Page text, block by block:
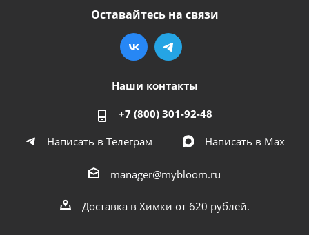
Оставайтесь на связи
Наши контакты
+7 (800) 301-92-48
Написать в Телеграм
Написать в Мах
manager@mybloom.ru
Доставка в Химки от 620 рублей.